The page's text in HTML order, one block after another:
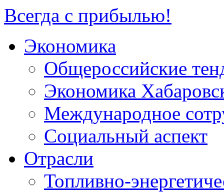
Всегда с прибылью!
Экономика
Общероссийские
Экономика
Международное
Социальный аспект
Отрасли
Топливно-